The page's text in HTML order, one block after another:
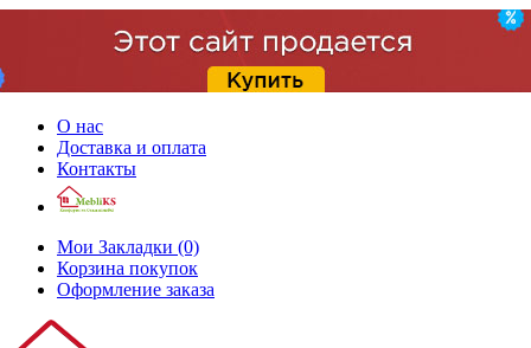
О нас
Доставка и оплата
Контакты
Мои Закладки (0)
Корзина покупок
Оформление заказа